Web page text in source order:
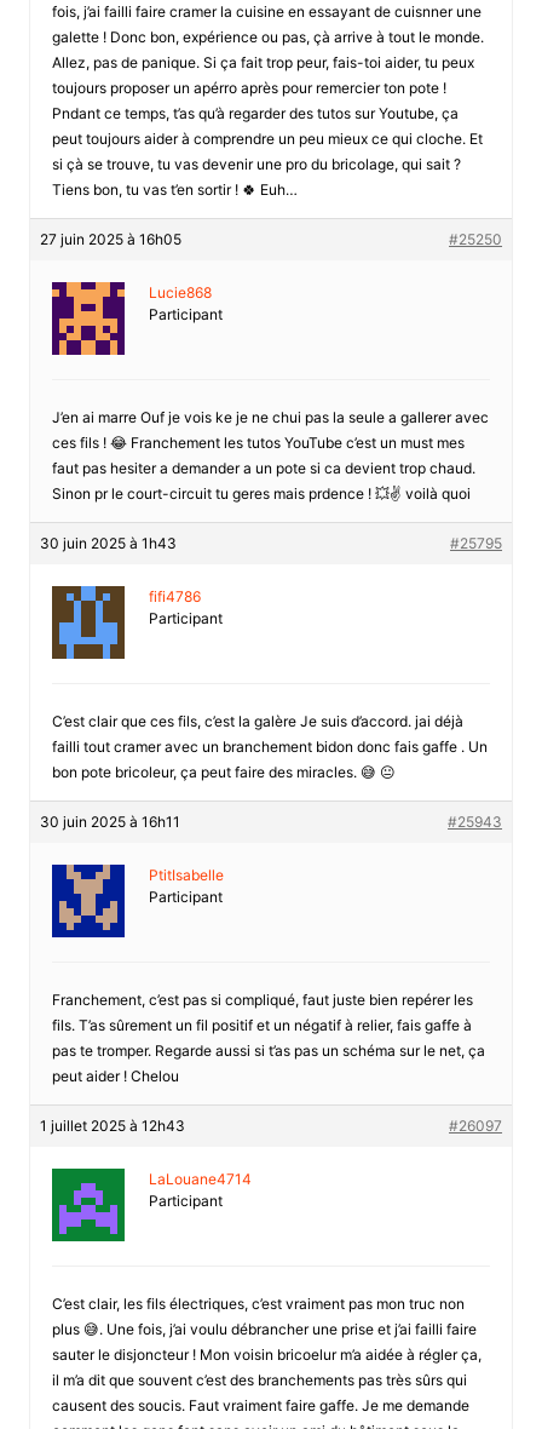
fois, j’ai failli faire cramer la cuisine en essayant de cuisnner une
galette ! Donc bon, expérience ou pas, çà arrive à tout le monde.
Allez, pas de panique. Si ça fait trop peur, fais-toi aider, tu peux
toujours proposer un apérro après pour remercier ton pote !
Pndant ce temps, t’as qu’à regarder des tutos sur Youtube, ça
peut toujours aider à comprendre un peu mieux ce qui cloche. Et
si çà se trouve, tu vas devenir une pro du bricolage, qui sait ?
Tiens bon, tu vas t’en sortir ! 🍀 Euh…
27 juin 2025 à 16h05 #25250
Lucie868
Participant
J’en ai marre Ouf je vois ke je ne chui pas la seule a gallerer avec
ces fils ! 😂 Franchement les tutos YouTube c’est un must mes
faut pas hesiter a demander a un pote si ca devient trop chaud.
Sinon pr le court-circuit tu geres mais prdence ! 💥✌️ voilà quoi
30 juin 2025 à 1h43 #25795
fifi4786
Participant
C’est clair que ces fils, c’est la galère Je suis d’accord. jai déjà
failli tout cramer avec un branchement bidon donc fais gaffe . Un
bon pote bricoleur, ça peut faire des miracles. 😅 😐
30 juin 2025 à 16h11 #25943
PtitIsabelle
Participant
Franchement, c’est pas si compliqué, faut juste bien repérer les
fils. T’as sûrement un fil positif et un négatif à relier, fais gaffe à
pas te tromper. Regarde aussi si t’as pas un schéma sur le net, ça
peut aider ! Chelou
1 juillet 2025 à 12h43 #26097
LaLouane4714
Participant
C’est clair, les fils électriques, c’est vraiment pas mon truc non
plus 😅. Une fois, j’ai voulu débrancher une prise et j’ai failli faire
sauter le disjoncteur ! Mon voisin bricoelur m’a aidée à régler ça,
il m’a dit que souvent c’est des branchements pas très sûrs qui
causent des soucis. Faut vraiment faire gaffe. Je me demande